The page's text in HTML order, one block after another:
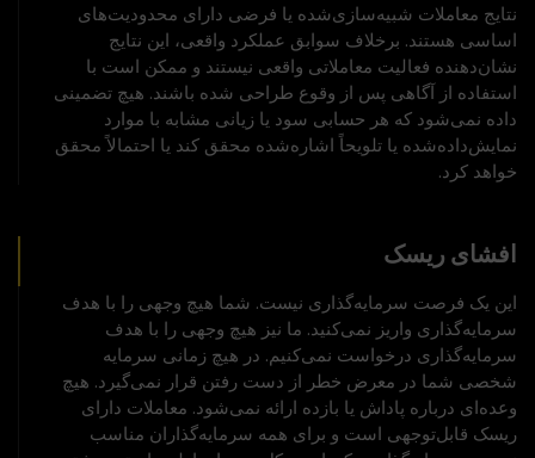
نتایج معاملات شبیه‌سازی‌شده یا فرضی دارای محدودیت‌های
اساسی هستند. برخلاف سوابق عملکرد واقعی، این نتایج
نشان‌دهنده فعالیت معاملاتی واقعی نیستند و ممکن است با
استفاده از آگاهی پس از وقوع طراحی شده باشند. هیچ تضمینی
داده نمی‌شود که هر حسابی سود یا زیانی مشابه با موارد
نمایش‌داده‌شده یا تلویحاً اشاره‌شده محقق کند یا احتمالاً محقق
خواهد کرد.
افشای ریسک
این یک فرصت سرمایه‌گذاری نیست. شما هیچ وجهی را با هدف
سرمایه‌گذاری واریز نمی‌کنید. ما نیز هیچ وجهی را با هدف
سرمایه‌گذاری درخواست نمی‌کنیم. در هیچ زمانی سرمایه
شخصی شما در معرض خطر از دست رفتن قرار نمی‌گیرد. هیچ
وعده‌ای درباره پاداش یا بازده ارائه نمی‌شود. معاملات دارای
ریسک قابل‌توجهی است و برای همه سرمایه‌گذاران مناسب